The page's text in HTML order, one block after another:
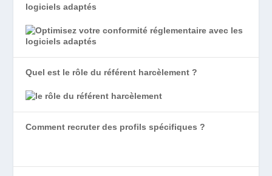
logiciels adaptés
Quel est le rôle du référent harcèlement ?
Comment recruter des profils spécifiques ?